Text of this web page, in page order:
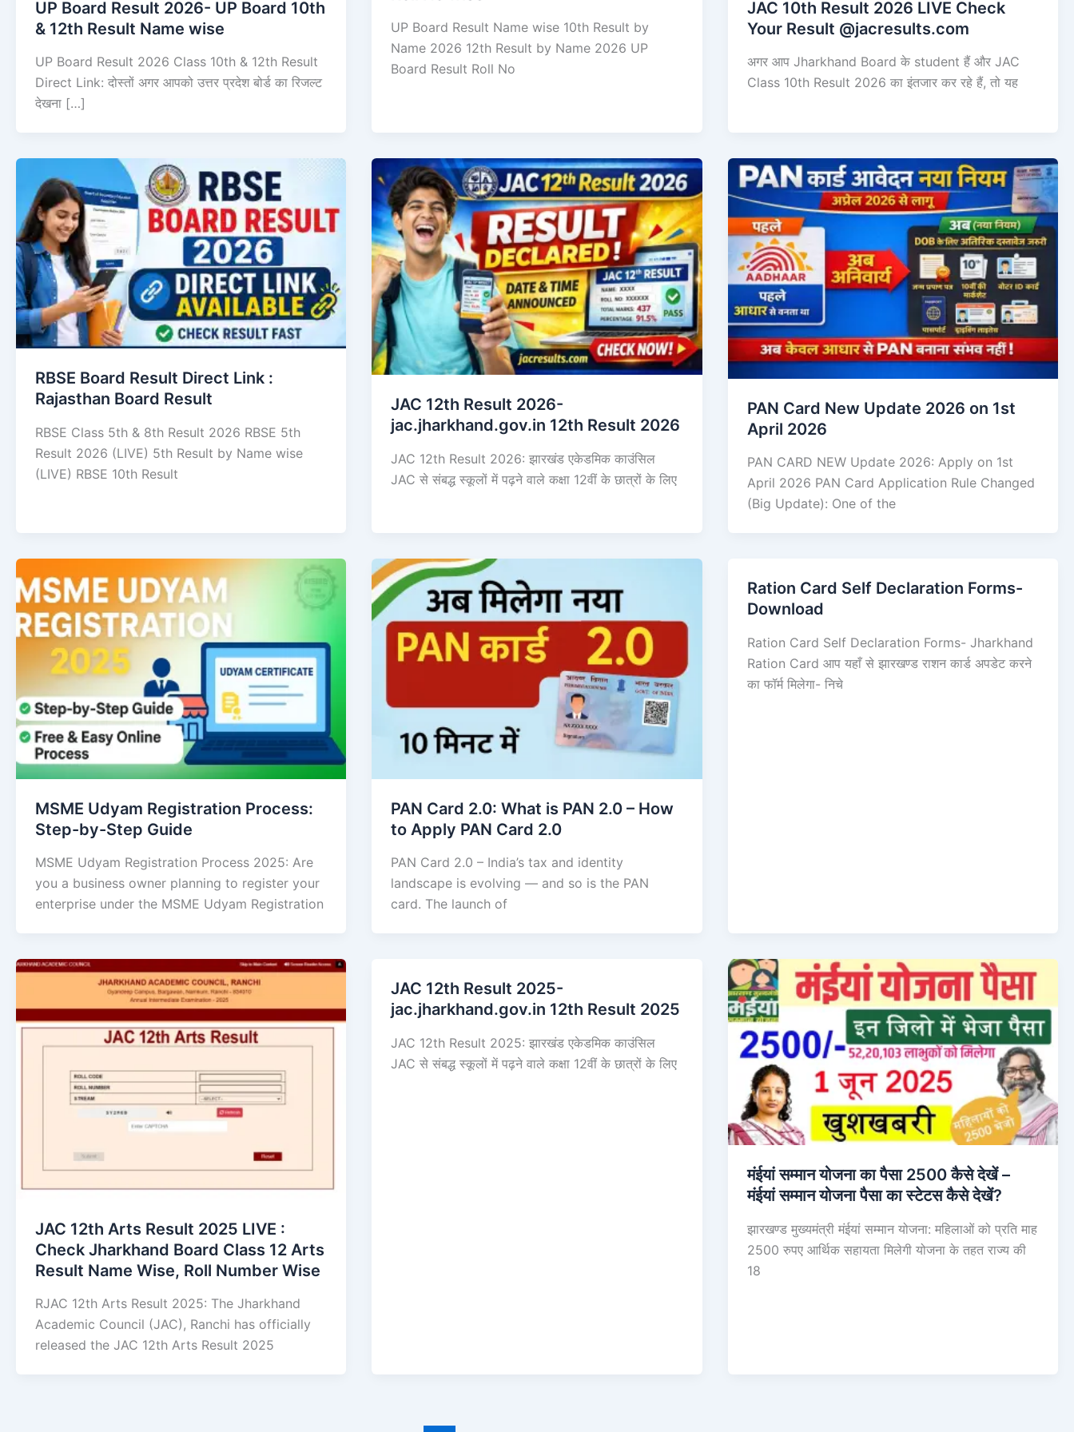
UP Board Result 2026- UP Board 10th
& 12th Result Name wise
UP Board Result 2026 Class 10th & 12th Result
Direct Link: दोस्तों अगर आपको उत्तर प्रदेश बोर्ड का रिजल्ट
देखना […]
UP Board Result Name wise 10th Result by
Name 2026 12th Result by Name 2026 UP
Board Result Roll No
JAC 10th Result 2026 LIVE Check
Your Result @jacresults.com
अगर आप Jharkhand Board के student हैं और JAC
Class 10th Result 2026 का इंतजार कर रहे हैं, तो यह
RBSE Board Result Direct Link : ​
Rajasthan Board Result
RBSE Class 5th & 8th Result 2026 RBSE 5th
Result 2026 (LIVE) 5th Result by Name wise
(LIVE) RBSE 10th Result
JAC 12th Result 2026-
jac.jharkhand.gov.in 12th Result 2026
JAC 12th Result 2026: झारखंड एकेडमिक काउंसिल
JAC से संबद्ध स्कूलों में पढ़ने वाले कक्षा 12वीं के छात्रों के लिए
PAN Card New Update 2026 on 1st
April 2026
PAN CARD NEW Update 2026: Apply on 1st
April 2026 PAN Card Application Rule Changed
(Big Update): One of the
MSME Udyam Registration Process:
Step-by-Step Guide
MSME Udyam Registration Process 2025: Are
you a business owner planning to register your
enterprise under the MSME Udyam Registration
PAN Card 2.0: What is PAN 2.0 – How
to Apply PAN Card 2.0
PAN Card 2.0 – India’s tax and identity
landscape is evolving — and so is the PAN
card. The launch of
Ration Card Self Declaration Forms-
Download
Ration Card Self Declaration Forms- Jharkhand
Ration Card आप यहाँ से झारखण्ड राशन कार्ड अपडेट करने
का फॉर्म मिलेगा- निचे
JAC 12th Arts Result 2025 LIVE :
Check Jharkhand Board Class 12 Arts
Result Name Wise, Roll Number Wise
RJAC 12th Arts Result 2025: The Jharkhand
Academic Council (JAC), Ranchi has officially
released the JAC 12th Arts Result 2025
JAC 12th Result 2025-
jac.jharkhand.gov.in 12th Result 2025
JAC 12th Result 2025: झारखंड एकेडमिक काउंसिल
JAC से संबद्ध स्कूलों में पढ़ने वाले कक्षा 12वीं के छात्रों के लिए
मंईयां सम्मान योजना का पैसा 2500 कैसे देखें –
मंईयां सम्मान योजना पैसा का स्टेटस कैसे देखें?
झारखण्ड मुख्यमंत्री मंईयां सम्मान योजना: महिलाओं को प्रति माह
2500 रुपए आर्थिक सहायता मिलेगी योजना के तहत राज्य की
18